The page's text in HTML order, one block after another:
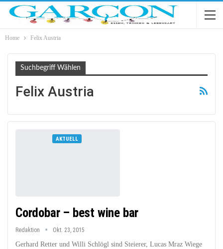
Home Felix Austria
Suchbegriff Wählen
Felix Austria
AKTUELL
Cordobar – best wine bar
Redaktion Okt. 23, 2015
Gerhard Retter und Willi Schlögl sind Steierer, Lucas Mraz Wiege